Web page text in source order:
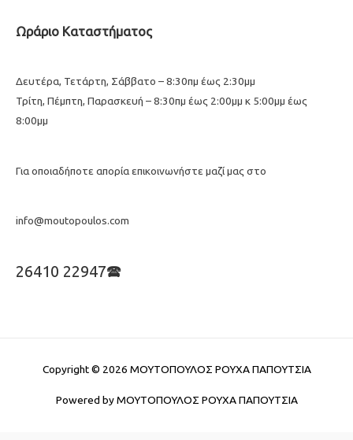
Ωράριο Καταστήματος
Δευτέρα, Τετάρτη, Σάββατο – 8:30πμ έως 2:30μμ
Τρίτη, Πέμπτη, Παρασκευή – 8:30πμ έως 2:00μμ κ 5:00μμ έως
8:00μμ
Για οποιαδήποτε απορία επικοινωνήστε μαζί μας στο
info@moutopoulos.com
26410 22947🕿
Copyright © 2026 ΜΟΥΤΟΠΟΥΛΟΣ ΡΟΥΧΑ ΠΑΠΟΥΤΣΙΑ
Powered byΜΟΥΤΟΠΟΥΛΟΣ ΡΟΥΧΑ ΠΑΠΟΥΤΣΙΑ